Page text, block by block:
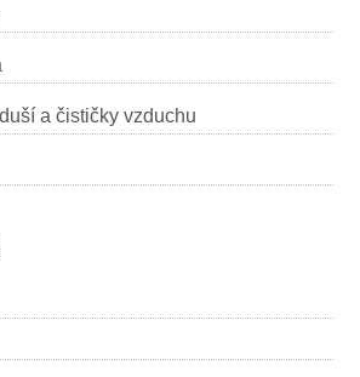
a čističky vzduchu